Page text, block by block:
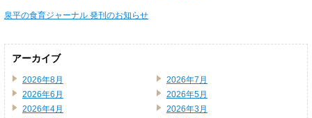
泉平の食育ジャーナル 発刊のお知らせ
アーカイブ
2026年8月
2026年7月
2026年6月
2026年5月
2026年4月
2026年3月